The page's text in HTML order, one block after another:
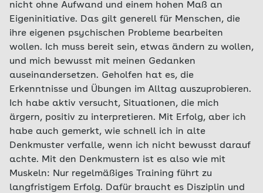
nicht ohne Aufwand und einem hohen Maß an
Eigeninitiative. Das gilt generell für Menschen, die
ihre eigenen psychischen Probleme bearbeiten
wollen. Ich muss bereit sein, etwas ändern zu wollen,
und mich bewusst mit meinen Gedanken
auseinandersetzen. Geholfen hat es, die
Erkenntnisse und Übungen im Alltag auszuprobieren.
Ich habe aktiv versucht, Situationen, die mich
ärgern, positiv zu interpretieren. Mit Erfolg, aber ich
habe auch gemerkt, wie schnell ich in alte
Denkmuster verfalle, wenn ich nicht bewusst darauf
achte. Mit den Denkmustern ist es also wie mit
Muskeln: Nur regelmäßiges Training führt zu
langfristigem Erfolg. Dafür braucht es Disziplin und